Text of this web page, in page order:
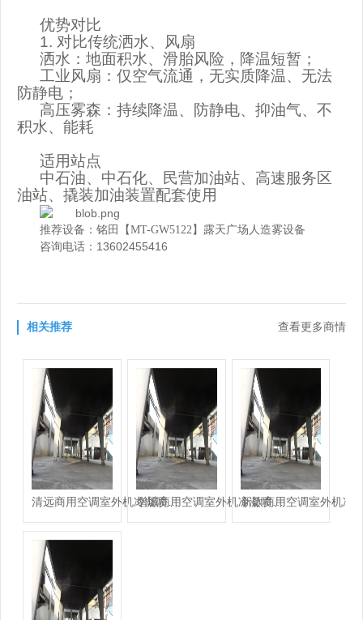
优势对比
1. 对比传统洒水、风扇
洒水：地面积水、滑胎风险，降温短暂；
工业风扇：仅空气流通，无实质降温、无法
防静电；
高压雾森：持续降温、防静电、抑油气、不
积水、能耗
适用站点
中石油、中石化、民营加油站、高速服务区
油站、撬装加油装置配套使用
推荐设备：铭田【MT-GW5122】露天广场人造雾设备
咨询电话：13602455416
相关推荐 查看更多商情
清远商用空调室外机冷凝喷雾设备-铭田喷雾系统有限公司 增城商用空调室外机冷凝喷雾设备-铭田喷雾系统有限公司